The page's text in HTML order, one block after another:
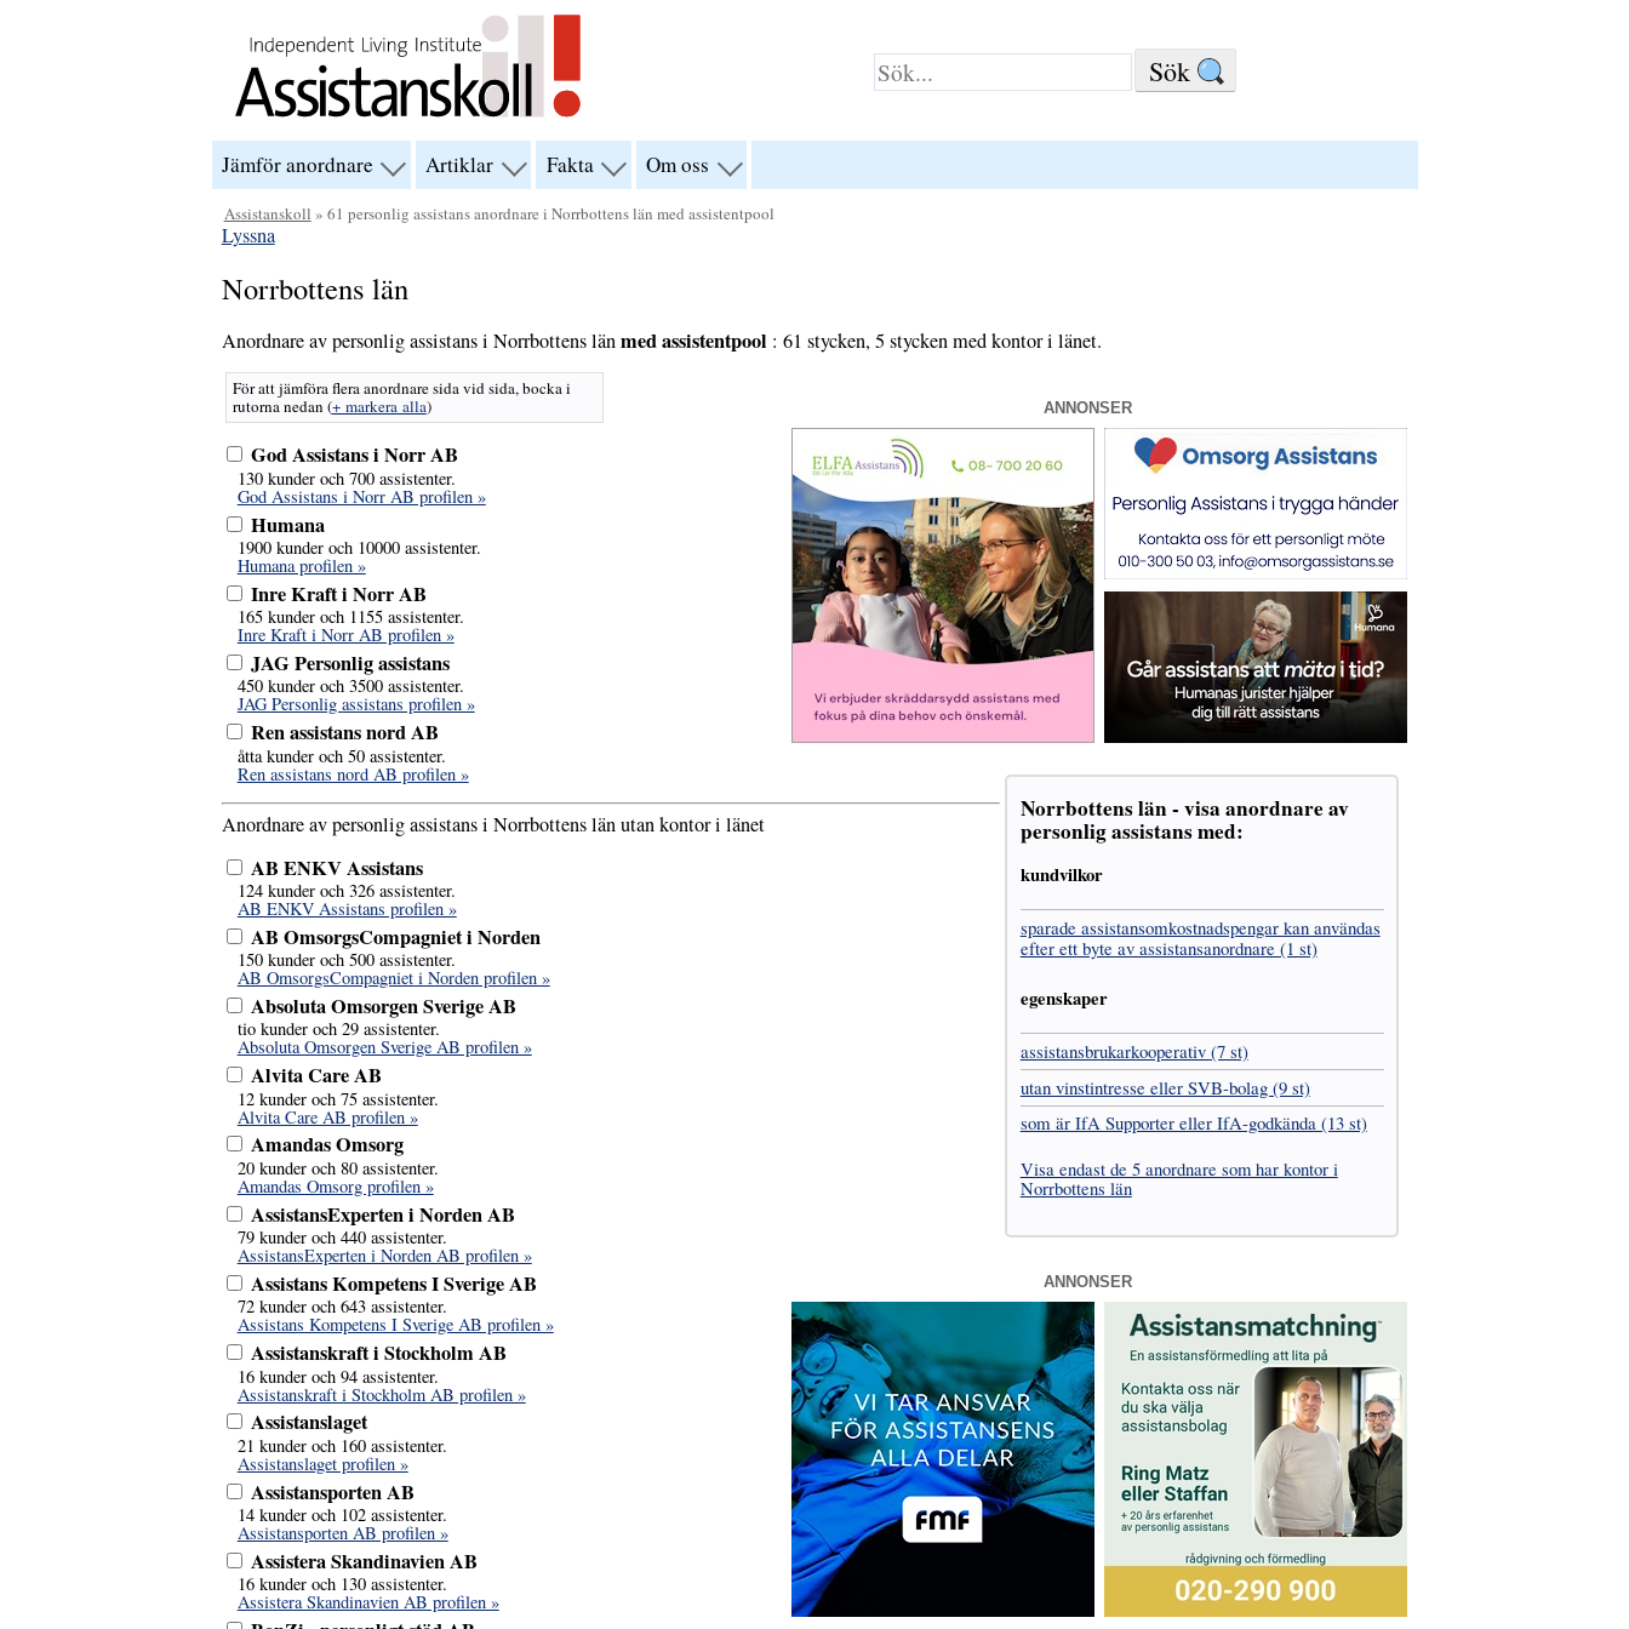
Jämför anordnare
visa
menyn
för
Artiklar visa
menyn
för
Fakta visa
menyn
för
Om oss
visa
menyn
för
Assistanskoll » 61 personlig assistans anordnare i Norrbottens län med assistentpool
Lyssna
Norrbottens län
Anordnare av personlig assistans i Norrbottens länmed assistentpool : 61 stycken, 5 stycken med kontor i länet.
ANNONSER
Norrbottens län - visa anordnare av
personlig assistans med:
kundvilkor
sparade assistans­omkostnads­pengar kan användas
efter ett byte av assistans­anordnare (1 st)
egenskaper
assistans­brukar­kooperativ (7 st)
utan vinst­intresse eller SVB-bolag (9 st)
som är IfA Supporter eller IfA-godkända (13 st)
Visa endast de 5 anordnare som har kontor i
Norrbottens län
ANNONSER
För att jämföra flera anordnare sida vid sida, bocka i
rutorna nedan (+ markera alla)
God Assistans i Norr AB
130 kunder och 700 assistenter.
God Assistans i Norr AB profilen »
Humana
1900 kunder och 10000 assistenter.
Humana profilen »
Inre Kraft i Norr AB
165 kunder och 1155 assistenter.
Inre Kraft i Norr AB profilen »
JAG Personlig assistans
450 kunder och 3500 assistenter.
JAG Personlig assistans profilen »
Ren assistans nord AB
åtta kunder och 50 assistenter.
Ren assistans nord AB profilen »
Anordnare av personlig assistans i Norrbottens län utan kontor i länet
AB ENKV Assistans
124 kunder och 326 assistenter.
AB ENKV Assistans profilen »
AB OmsorgsCompagniet i Norden
150 kunder och 500 assistenter.
AB OmsorgsCompagniet i Norden profilen »
Absoluta Omsorgen Sverige AB
tio kunder och 29 assistenter.
Absoluta Omsorgen Sverige AB profilen »
Alvita Care AB
12 kunder och 75 assistenter.
Alvita Care AB profilen »
Amandas Omsorg
20 kunder och 80 assistenter.
Amandas Omsorg profilen »
AssistansExperten i Norden AB
79 kunder och 440 assistenter.
AssistansExperten i Norden AB profilen »
Assistans Kompetens I Sverige AB
72 kunder och 643 assistenter.
Assistans Kompetens I Sverige AB profilen »
Assistanskraft i Stockholm AB
16 kunder och 94 assistenter.
Assistanskraft i Stockholm AB profilen »
Assistanslaget
21 kunder och 160 assistenter.
Assistanslaget profilen »
Assistansporten AB
14 kunder och 102 assistenter.
Assistansporten AB profilen »
Assistera Skandinavien AB
16 kunder och 130 assistenter.
Assistera Skandinavien AB profilen »